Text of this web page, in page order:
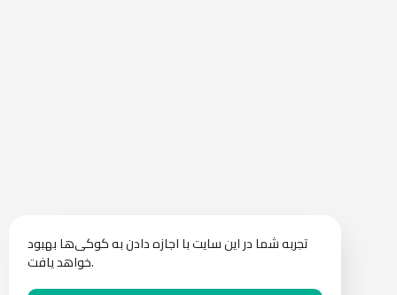
تجربه شما در این سایت با اجازه دادن به کوکی‌ها بهبود
خواهد یافت.